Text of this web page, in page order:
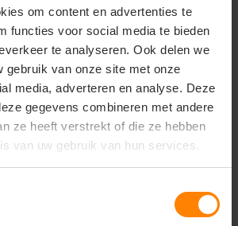
om content en advertenties te
functies voor social media te bieden
te analyseren. Ook delen we
gebruik van onze site met onze
media, adverteren en analyse. Deze
gegevens combineren met andere
ze heeft verstrekt of die ze hebben
van uw gebruik van hun services.
gebruik
contact